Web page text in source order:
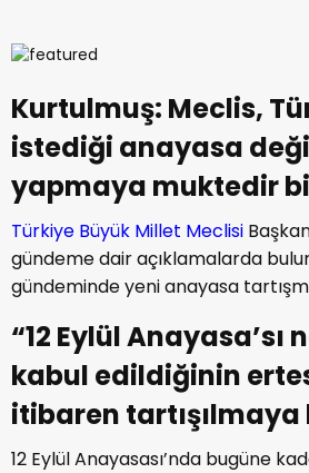
Kurtulmuş: Meclis,
istediği anayasa
yapmaya muktedir
Türkiye Büyük Millet Meclisi
gündeme dair açıklamalarda
gündeminde yeni anayasa
“12 Eylül Anayasa’sı
kabul edildiğinin
itibaren tartışılmaya
12 Eylül Anayasası’nda bugüne